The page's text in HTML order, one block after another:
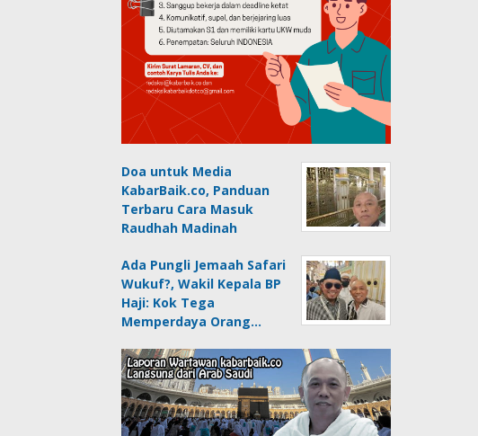
Doa untuk Media
KabarBaik.co, Panduan
Terbaru Cara Masuk
Raudhah Madinah
Ada Pungli Jemaah Safari
Wukuf?, Wakil Kepala BP
Haji: Kok Tega
Memperdaya Orang…